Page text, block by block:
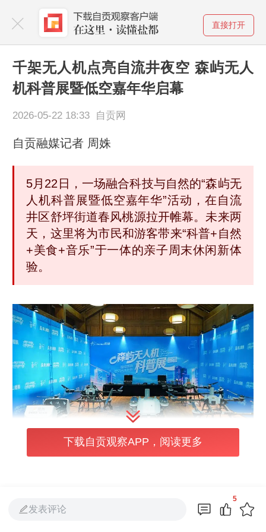
直接打开
千架无人机点亮自流井夜空 森屿无人
机科普展暨低空嘉年华启幕
2026-05-22 18:33 自贡网
自贡融媒记者 周姝
5月22日，一场融合科技与自然的“森屿无
人机科普展暨低空嘉年华”活动，在自流
井区舒坪街道春风桃源拉开帷幕。未来两
天，这里将为市民和游客带来“科普+自然
+美食+音乐”于一体的亲子周末休闲新体
验。
无人机，而这是侦察机……”在无人机科普展
下载自贡观察APP，阅读更多
发表评论
5